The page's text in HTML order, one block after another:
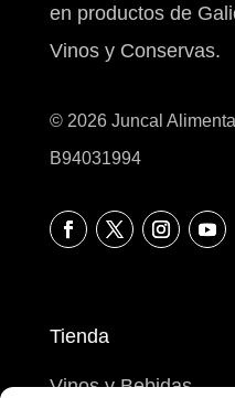
en productos de
Vinos y Conservas.
© 2026 Juncal
B94031994
Tienda
Vinos y Bebidas